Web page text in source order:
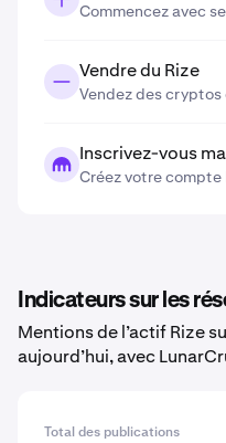
Commencez avec
Vendre du Rize
Vendez des cryptos
Inscrivez-vous
Créez votre
Indicateurs sur les
Mentions de l’actif Rize
aujourd’hui, avec
Total des publications